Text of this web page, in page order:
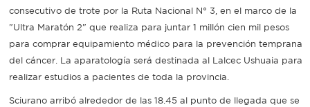
Recarga
SUBE
consecutivo de trote por la Ruta Nacional N° 3, en el marco de la
"Ultra Maratón 2" que realiza para juntar 1 millón cien mil pesos
para comprar equipamiento médico para la prevención temprana
del cáncer. La aparatología será destinada al Lalcec Ushuaia para
realizar estudios a pacientes de toda la provincia.
Sciurano arribó alrededor de las 18.45 al punto de llegada que se